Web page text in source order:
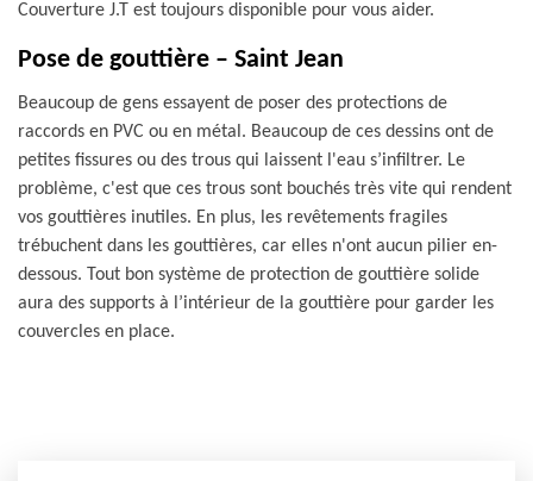
Couverture J.T est toujours disponible pour vous aider.
Pose de gouttière – Saint Jean
Beaucoup de gens essayent de poser des protections de
raccords en PVC ou en métal. Beaucoup de ces dessins ont de
petites fissures ou des trous qui laissent l'eau s’infiltrer. Le
problème, c'est que ces trous sont bouchés très vite qui rendent
vos gouttières inutiles. En plus, les revêtements fragiles
trébuchent dans les gouttières, car elles n'ont aucun pilier en-
dessous. Tout bon système de protection de gouttière solide
aura des supports à l’intérieur de la gouttière pour garder les
couvercles en place.